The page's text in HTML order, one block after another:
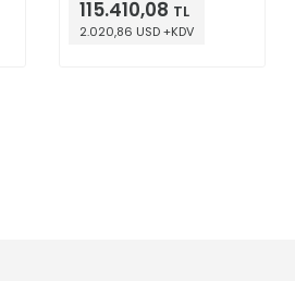
115.410,08 TL
2.020,86 USD +KDV